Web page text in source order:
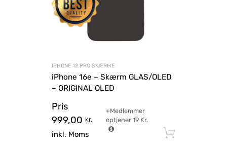
IPHONE 12 PRO SKÆRME
iPhone 16e – Skærm GLAS/OLED
– ORIGINAL OLED
Pris
999,00 kr.
inkl. Moms
+Medlemmer
optjener19 Kr.